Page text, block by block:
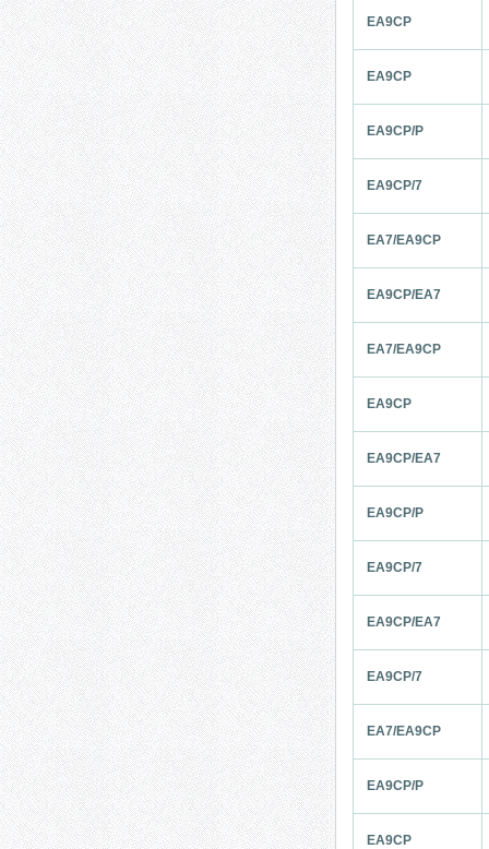
EA9CP
EA9CP
EA9CP/P
EA9CP/7
EA7/EA9CP
EA9CP/EA7
EA7/EA9CP
EA9CP
EA9CP/EA7
EA9CP/P
EA9CP/7
EA9CP/EA7
EA9CP/7
EA7/EA9CP
EA9CP/P
EA9CP